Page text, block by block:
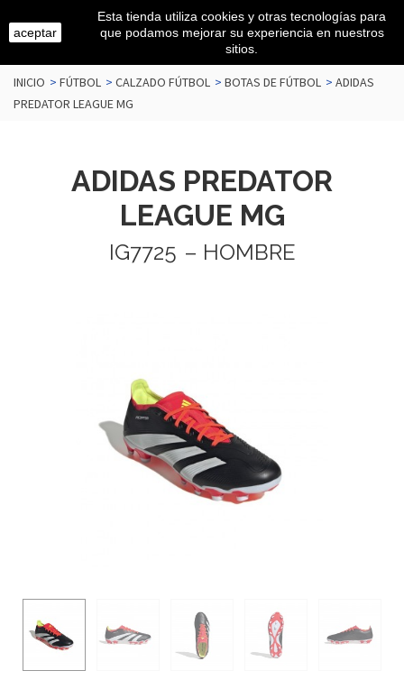
INICIO > FÚTBOL > CALZADO FÚTBOL > BOTAS DE FÚTBOL > ADIDAS
PREDATOR LEAGUE MG
ADIDAS PREDATOR
LEAGUE MG
IG7725 – HOMBRE
aceptar
Esta tienda utiliza cookies y otras tecnologías para
que podamos mejorar su experiencia en nuestros
sitios.